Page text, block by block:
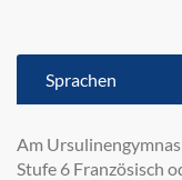
Sprachen
Am
Stufe 6 Französisch